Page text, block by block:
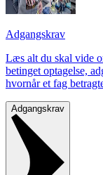
Adgangskrav
Læs alt du skal vide
betinget optagelse,
hvornår et fag
Adgangskrav